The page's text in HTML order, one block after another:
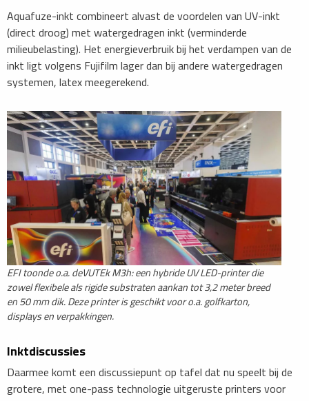
Aquafuze-inkt combineert alvast de voordelen van UV-inkt
(direct droog) met watergedragen inkt (verminderde
milieubelasting). Het energieverbruik bij het verdampen van de
inkt ligt volgens Fujifilm lager dan bij andere watergedragen
systemen, latex meegerekend.
EFI toonde o.a. deVUTEk M3h: een hybride UV LED-printer die
zowel flexibele als rigide substraten aankan tot 3,2 meter breed
en 50 mm dik. Deze printer is geschikt voor o.a. golfkarton,
displays en verpakkingen.
Inktdiscussies
Daarmee komt een discussiepunt op tafel dat nu speelt bij de
grotere, met one-pass technologie uitgeruste printers voor